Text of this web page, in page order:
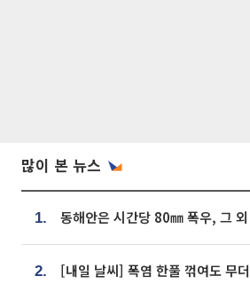
많이 본 뉴스
1.
2.